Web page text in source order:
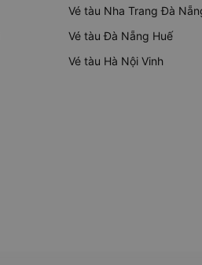
Vé tàu Nha Trang Đà
Vé tàu Đà Nẵng Huế
Vé tàu Hà Nội Vinh